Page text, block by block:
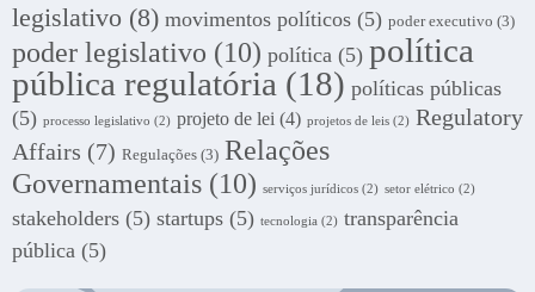
legislativo (8) movimentos políticos (5) poder executivo (3)
poder legislativo (10) política (5) política
pública regulatória (18) políticas públicas
(5) processo legislativo (2) projeto de lei (4) projetos de leis (2) Regulatory
Affairs (7) Regulações (3) Relações
Governamentais (10) serviços jurídicos (2) setor elétrico (2)
stakeholders (5) startups (5) tecnologia (2) transparência
pública (5)